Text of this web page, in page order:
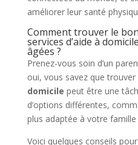
améliorer leur santé
Comment trouver le
services d’aide à
âgées ?
Prenez-vous soin d’un
oui, vous savez que trouver
domicile peut être une
d’options différentes,
plus adaptée à votre famille
Voici quelques conseils